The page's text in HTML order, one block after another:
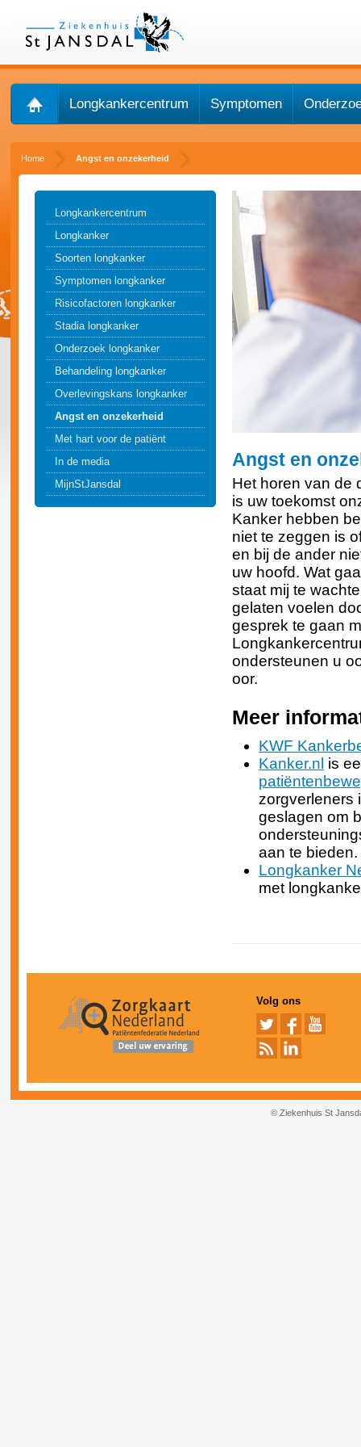
Longkankercentrum Symptomen
Home Angst en onzekerheid
Longkankercentrum
Longkanker
Soorten longkanker
Symptomen longkanker
Risicofactoren longkanker
Stadia longkanker
Onderzoek longkanker
Behandeling longkanker
Overlevingskans longkanker
Angst en onzekerheid
Met hart voor de patiënt
In de media
MijnStJansdal
Angst en
Het horen van de
is uw toekomst
Kanker hebben
niet te zeggen is
en bij de ander
uw hoofd. Wat
staat mij te
gelaten voelen
gesprek te gaan
ondersteunen u
oor.
Meer
KWF
Kanker.nl is
zorgverleners
geslagen om
aan te bieden.
Longkanker
met
Volg ons
© Ziekenhuis St